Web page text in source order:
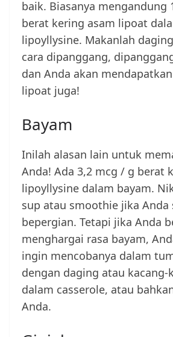
baik. Biasanya mengandung
berat kering asam lipoat
lipoyllysine. Makanlah
cara dipanggang,
dan Anda akan
lipoat juga!
Bayam
Inilah alasan lain untuk
Anda! Ada 3,2 mcg / g berat
lipoyllysine dalam bayam.
sup atau smoothie jika Anda
bepergian. Tetapi jika Anda
menghargai rasa bayam,
ingin mencobanya dalam
dengan daging atau kacang-
dalam casserole, atau
Anda.